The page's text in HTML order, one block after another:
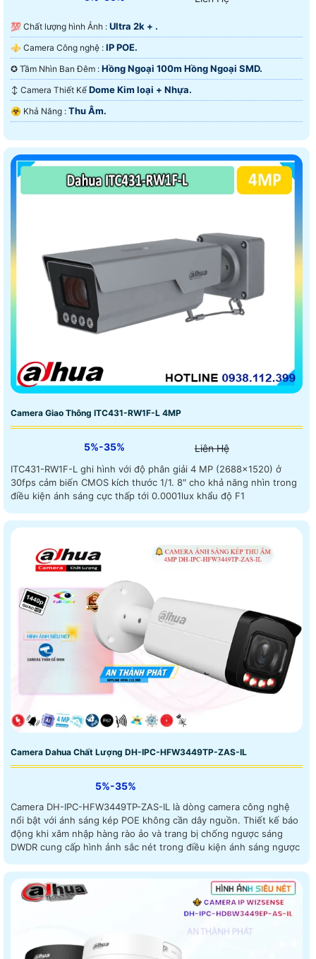
💯 Chất lượng hình Ảnh : Ultra 2k + .
⚜️ Camera Công nghệ : IP POE.
✪ Tầm Nhìn Ban Đêm : Hồng Ngoại 100m Hồng Ngoại SMD.
↕️ Camera Thiết Kế Dome Kim loại + Nhựa.
️☣️ Khả Năng : Thu Âm.
Camera Giao Thông ITC431-RW1F-L 4MP
5%-35% Liên Hệ
ITC431-RW1F-L ghi hình với độ phân giải 4 MP (2688×1520) ở
30fps cảm biến CMOS kích thước 1/1. 8″ cho khả năng nhìn trong
điều kiện ánh sáng cực thấp tới 0.0001lux khẩu độ F1
Camera Dahua Chất Lượng DH-IPC-HFW3449TP-ZAS-IL
5%-35%
Camera DH-IPC-HFW3449TP-ZAS-IL là dòng camera công nghệ
nổi bật với ánh sáng kép POE không cần dây nguồn. Thiết kế báo
động khi xâm nhập hàng rào ảo và trang bị chống ngược sáng
DWDR cung cấp hình ảnh sắc nét trong điều kiện ánh sáng ngược